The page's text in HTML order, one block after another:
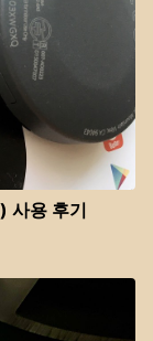
사용 후기